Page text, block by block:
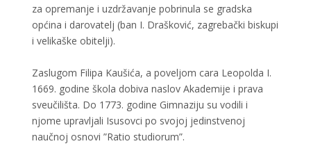
za opremanje i uzdržavanje pobrinula se gradska
općina i darovatelj (ban I. Drašković, zagrebački biskupi
i velikaške obitelji).
Zaslugom Filipa Kaušića, a poveljom cara Leopolda I.
1669. godine škola dobiva naslov Akademije i prava
sveučilišta. Do 1773. godine Gimnaziju su vodili i
njome upravljali Isusovci po svojoj jedinstvenoj
naučnoj osnovi ”Ratio studiorum”.